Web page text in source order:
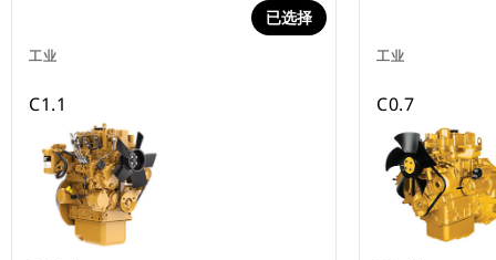
工业
已选择
C1.1
工业
C0.7